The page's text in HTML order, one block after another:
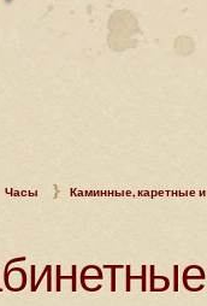
Часы Каминные, каретные